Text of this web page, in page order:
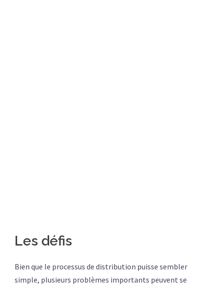
Les défis
Bien que le processus de distribution puisse sembler
simple, plusieurs problèmes importants peuvent se